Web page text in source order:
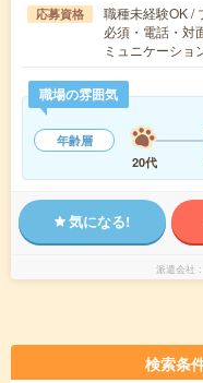
応募資格
職種未経験OK /
必須・電話・対
ミュニケーシ
職場の雰囲気
年齢層
20代
気になる!
派遣会社
検索条